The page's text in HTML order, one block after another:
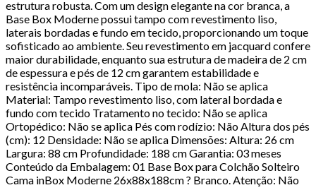
estrutura robusta. Com um design elegante na cor branca, a
Base Box Moderne possui tampo com revestimento liso,
laterais bordadas e fundo em tecido, proporcionando um toque
sofisticado ao ambiente. Seu revestimento em jacquard confere
maior durabilidade, enquanto sua estrutura de madeira de 2 cm
de espessura e pés de 12 cm garantem estabilidade e
resistência incomparáveis. Tipo de mola: Não se aplica
Material: Tampo revestimento liso, com lateral bordada e
fundo com tecido Tratamento no tecido: Não se aplica
Ortopédico: Não se aplica Pés com rodízio: Não Altura dos pés
(cm): 12 Densidade: Não se aplica Dimensões: Altura: 26 cm
Largura: 88 cm Profundidade: 188 cm Garantia: 03 meses
Conteúdo da Embalagem: 01 Base Box para Colchão Solteiro
Cama inBox Moderne 26x88x188cm ? Branco. Atenção: Não